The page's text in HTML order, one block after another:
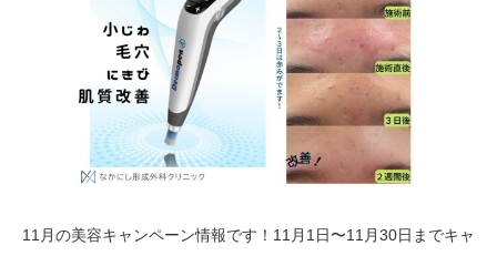
11月の美容キャンペーン情報です！11月1日〜11月30日までキャ